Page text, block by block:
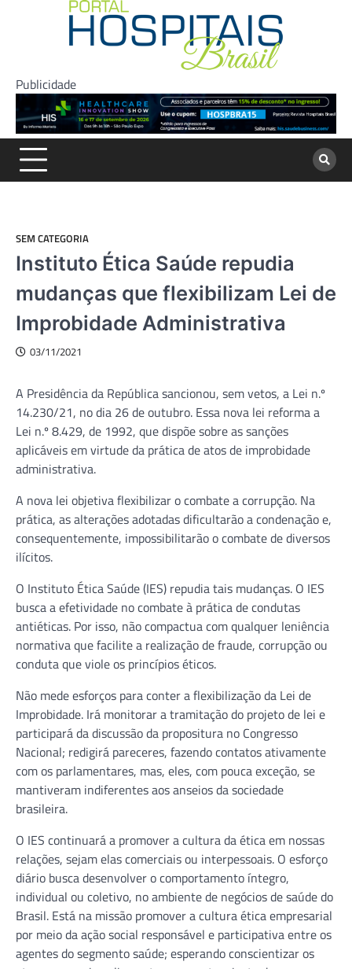
Publicidade
SEM CATEGORIA
Instituto Ética Saúde repudia
mudanças que flexibilizam Lei de
Improbidade Administrativa
03/11/2021
A Presidência da República sancionou, sem vetos, a Lei n.º
14.230/21, no dia 26 de outubro. Essa nova lei reforma a
Lei n.º 8.429, de 1992, que dispõe sobre as sanções
aplicáveis em virtude da prática de atos de improbidade
administrativa.
A nova lei objetiva flexibilizar o combate a corrupção. Na
prática, as alterações adotadas dificultarão a condenação e,
consequentemente, impossibilitarão o combate de diversos
ilícitos.
O Instituto Ética Saúde (IES) repudia tais mudanças. O IES
busca a efetividade no combate à prática de condutas
antiéticas. Por isso, não compactua com qualquer leniência
normativa que facilite a realização de fraude, corrupção ou
conduta que viole os princípios éticos.
Não mede esforços para conter a flexibilização da Lei de
Improbidade. Irá monitorar a tramitação do projeto de lei e
participará da discussão da propositura no Congresso
Nacional; redigirá pareceres, fazendo contatos ativamente
com os parlamentares, mas, eles, com pouca exceção, se
mantiveram indiferentes aos anseios da sociedade
brasileira.
O IES continuará a promover a cultura da ética em nossas
relações, sejam elas comerciais ou interpessoais. O esforço
diário busca desenvolver o comportamento íntegro,
individual ou coletivo, no ambiente de negócios de saúde do
Brasil. Está na missão promover a cultura ética empresarial
por meio da ação social responsável e participativa entre os
agentes do segmento saúde; esperando conscientizar os